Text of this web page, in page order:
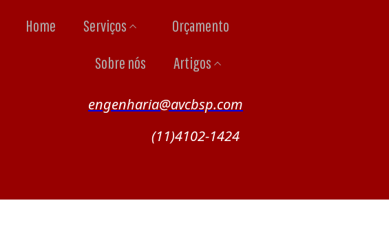
Home Serviços
Orçamento
Sobre nós
Artigos
engenharia@avcbsp.com
(11)4102-1424